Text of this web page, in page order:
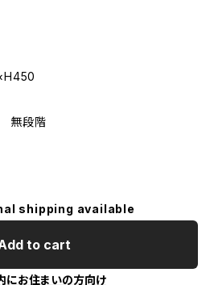
無段階
shipping available
to cart
にお住まいの方向け